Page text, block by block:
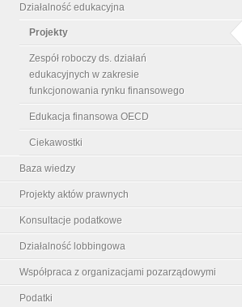
Działalność edukacyjna
Projekty
Zespół roboczy ds. działań
edukacyjnych w zakresie
funkcjonowania rynku finansowego
Edukacja finansowa OECD
Ciekawostki
Baza wiedzy
Projekty aktów prawnych
Konsultacje podatkowe
Działalność lobbingowa
Współpraca z organizacjami pozarządowymi
Podatki